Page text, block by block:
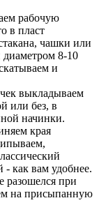
рабочую
в пласт
чашки или
8-10
и
выкладываем
или без, в
начинки.
края
как вам удобнее.
разошелся при
на присыпанную